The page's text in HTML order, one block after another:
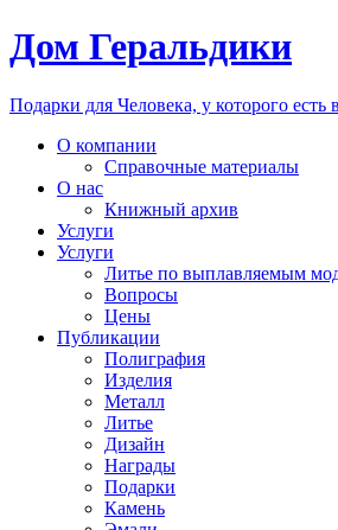
Дом Геральдики
Подарки для Человека, у которого есть
О компании
Справочные материалы
О нас
Книжный архив
Услуги
Услуги
Литье по выплавляемым
Вопросы
Цены
Публикации
Полиграфия
Изделия
Металл
Литье
Дизайн
Награды
Подарки
Камень